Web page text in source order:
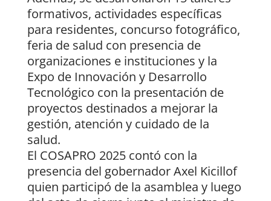
formativos, actividades específicas
para residentes, concurso fotográfico,
feria de salud con presencia de
organizaciones e instituciones y la
Expo de Innovación y Desarrollo
Tecnológico con la presentación de
proyectos destinados a mejorar la
gestión, atención y cuidado de la
salud.
El COSAPRO 2025 contó con la
presencia del gobernador Axel Kicillof
quien participó de la asamblea y luego